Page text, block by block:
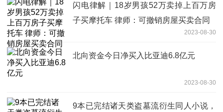
闪电律解｜18岁男孩52万卖掉上百万房
子买摩托车 律师：可撤销房屋买卖合同
2023-08-30
北向资金今日净买入比亚迪6.8亿元
2023-08-30
9本已完结诸天类盗墓流衍生同人小说，